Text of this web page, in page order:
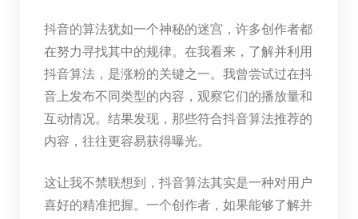
抖音的算法犹如一个神秘的迷宫，许多创作者都
在努力寻找其中的规律。在我看来，了解并利用
抖音算法，是涨粉的关键之一。我曾尝试过在抖
音上发布不同类型的内容，观察它们的播放量和
互动情况。结果发现，那些符合抖音算法推荐的
内容，往往更容易获得曝光。
这让我不禁联想到，抖音算法其实是一种对用户
喜好的精准把握。一个创作者，如果能够了解并